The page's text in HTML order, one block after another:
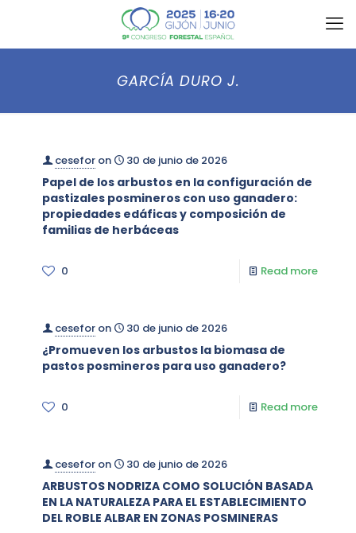
GARCÍA DURO J.
cesefor on 30 de junio de 2026
Papel de los arbustos en la configuración de
pastizales posmineros con uso ganadero:
propiedades edáficas y composición de
familias de herbáceas
0 Read more
cesefor on 30 de junio de 2026
¿Promueven los arbustos la biomasa de
pastos posmineros para uso ganadero?
0 Read more
cesefor on 30 de junio de 2026
ARBUSTOS NODRIZA COMO SOLUCIÓN BASADA
EN LA NATURALEZA PARA EL ESTABLECIMIENTO
DEL ROBLE ALBAR EN ZONAS POSMINERAS